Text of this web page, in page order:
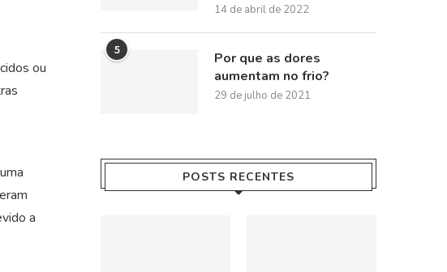
ou
a
14 de abril de 2022
5
Por que as dores
aumentam no frio?
29 de julho de 2021
POSTS RECENTES